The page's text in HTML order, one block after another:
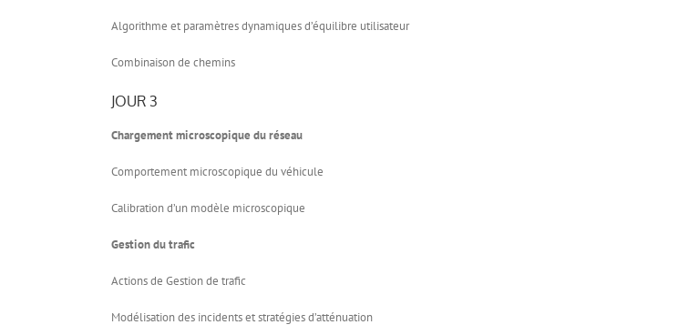
Algorithme et paramètres dynamiques d’équilibre utilisateur
Combinaison de chemins
JOUR 3
Chargement microscopique du réseau
Comportement microscopique du véhicule
Calibration d’un modèle microscopique
Gestion du trafic
Actions de Gestion de trafic
Modélisation des incidents et stratégies d’atténuation